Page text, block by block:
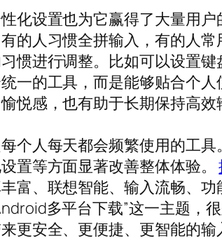
化设置也为它赢得了大量用
的人习惯全拼输入，有的人
惯进行调整。比如可以设置
一的工具，而是能够贴合个
悦感，也有助于长期保持高效
个人每天都会频繁使用的工
置等方面显著改善整体体验。
富、联想智能、输入流畅、
多平台下载”这一主题，
更安全、更便捷、更智能的